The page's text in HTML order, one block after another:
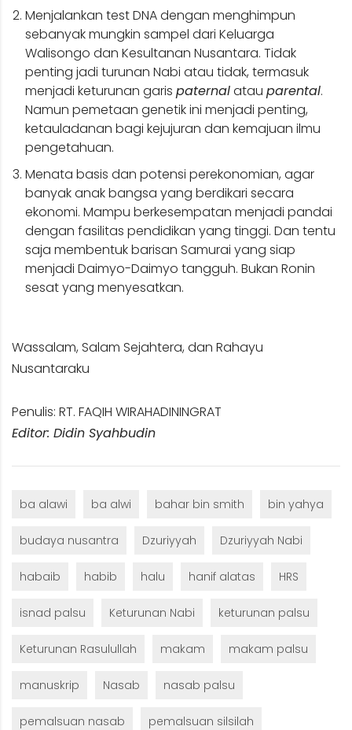
Menjalankan test DNA dengan menghimpun
sebanyak mungkin sampel dari Keluarga
Walisongo dan Kesultanan Nusantara. Tidak
penting jadi turunan Nabi atau tidak, termasuk
menjadi keturunan garis paternalatau parental.
Namun pemetaan genetik ini menjadi penting,
ketauladanan bagi kejujuran dan kemajuan ilmu
pengetahuan.
Menata basis dan potensi perekonomian, agar
banyak anak bangsa yang berdikari secara
ekonomi. Mampu berkesempatan menjadi pandai
dengan fasilitas pendidikan yang tinggi. Dan tentu
saja membentuk barisan Samurai yang siap
menjadi Daimyo-Daimyo tangguh. Bukan Ronin
sesat yang menyesatkan.
Wassalam, Salam Sejahtera, dan Rahayu
Nusantaraku
Penulis: RT. FAQIH WIRAHADININGRAT
Editor: Didin Syahbudin
ba alawi ba alwi bahar bin smith bin yahya
budaya nusantra Dzuriyyah Dzuriyyah Nabi
habaib habib halu hanif alatas HRS
isnad palsu Keturunan Nabi keturunan palsu
Keturunan Rasulullah makam makam palsu
manuskrip Nasab nasab palsu
pemalsuan nasab pemalsuan silsilah